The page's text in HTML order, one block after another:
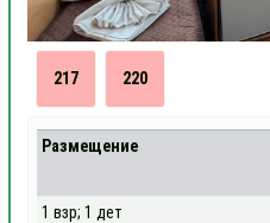
217 220
Размещение
1 взр; 1 дет